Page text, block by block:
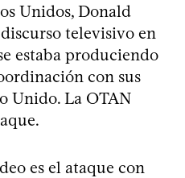
Unidos, Donald
televisivo en
estaba produciendo
con sus
Unido. La OTAN
es el ataque con